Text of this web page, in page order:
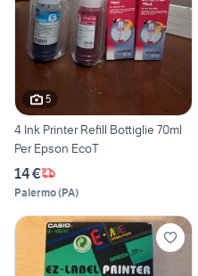
5
4 Ink Printer Refill Bottiglie 70ml
Per Epson EcoT
14 €
Palermo(PA)